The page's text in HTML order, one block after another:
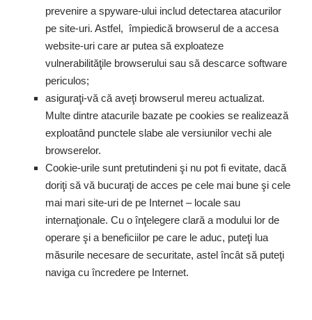
prevenire a spyware-ului includ detectarea atacurilor
pe site-uri. Astfel, împiedică browserul de a accesa
website-uri care ar putea să exploateze
vulnerabilităţile browserului sau să descarce software
periculos;
asiguraţi-vă că aveţi browserul mereu actualizat.
Multe dintre atacurile bazate pe cookies se realizează
exploatând punctele slabe ale versiunilor vechi ale
browserelor.
Cookie-urile sunt pretutindeni şi nu pot fi evitate, dacă
doriţi să vă bucuraţi de acces pe cele mai bune şi cele
mai mari site-uri de pe Internet – locale sau
internaţionale. Cu o înţelegere clară a modului lor de
operare şi a beneficiilor pe care le aduc, puteţi lua
măsurile necesare de securitate, astel încât să puteţi
naviga cu încredere pe Internet.